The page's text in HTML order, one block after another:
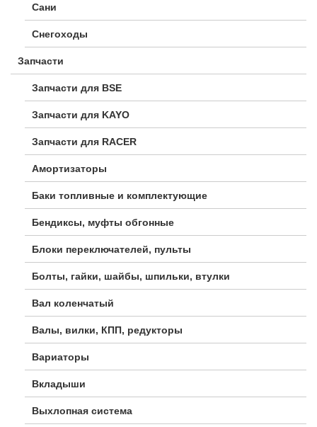
Сани
Снегоходы
Запчасти
Запчасти для BSE
Запчасти для KAYO
Запчасти для RACER
Амортизаторы
Баки топливные и комплектующие
Бендиксы, муфты обгонные
Блоки переключателей, пульты
Болты, гайки, шайбы, шпильки, втулки
Вал коленчатый
Валы, вилки, КПП, редукторы
Вариаторы
Вкладыши
Выхлопная система